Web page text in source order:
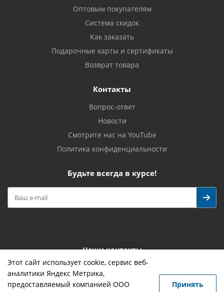
Оптовым покупателям
Система скидок
Как заказать
Подарочные карты и сертификаты
Возврат товара
Контакты
Вопрос-ответ
Новости
Смотрите нас на YouTube
Политика конфиденциальности
Будьте всегда в курсе!
Наши контакты
+7 (4932) 419-755
Этот сайт использует cookie, сервис веб-
аналитики Яндекс Метрика,
предоставляемый компанией ООО
Принять